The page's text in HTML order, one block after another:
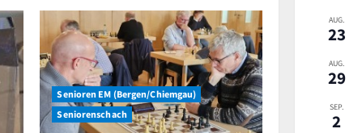
Senioren EM (Bergen/Chiemgau)
Seniorenschach
AUG.
23
AUG.
29
SEP.
2